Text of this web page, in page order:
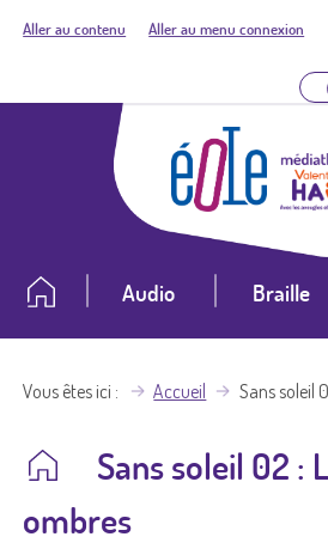
Aller au contenu Aller au menu connexion
Audio Braille
Vous êtes ici Accueil Sans soleil
Sans soleil 02 :
ombres